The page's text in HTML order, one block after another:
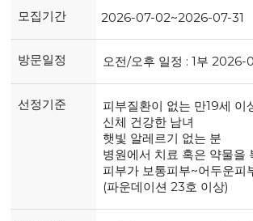
모집기간 2026-07-02~2026-07-31
방문일정 오전/오후 일정 : 1부 2026-
선정기준
피부질환이 없는 만19세 이
신체 건강한 남녀
햇빛 알레르기 없는 분
병원에서 치료 혹은 약물을
피부가 보통피부~어두운피
(파운데이션 23호 이상)